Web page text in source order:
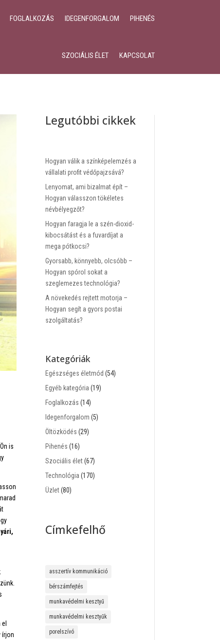
FOGLALKOZÁS IDEGENFORGALOM PIHENÉS
SZOCIÁLIS ÉLET KAPCSOLAT
is
írjon
Legutóbbi cikkek
Hogyan válik a színképelemzés a
vállalati profit védőpajzsává?
Lenyomat, ami bizalmat épít –
Hogyan válasszon tökéletes
névbélyegzőt?
Hogyan faragja le a szén-dioxid-
kibocsátást és a fuvardíjat a
mega pótkocsi?
Gyorsabb, könnyebb, olcsóbb –
Hogyan spórol sokat a
szeglemezes technológia?
A növekedés rejtett motorja –
Hogyan segít a gyors postai
szolgáltatás?
Kategóriák
Egészséges életmód (54)
Egyéb kategória (19)
Foglalkozás (14)
Idegenforgalom (5)
Öltözködés (29)
Pihenés (16)
Szociális élet(67)
Technológia (170)
Üzlet(80)
Címkefelhő
asszertív kommunikáció
bérszámfejtés
munkavédelmi kesztyű
munkavédelmi kesztyűk
porelszívó